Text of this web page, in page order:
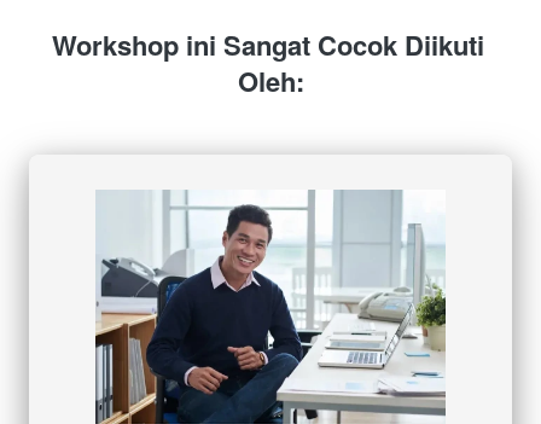
Workshop ini Sangat Cocok Diikuti
Oleh: